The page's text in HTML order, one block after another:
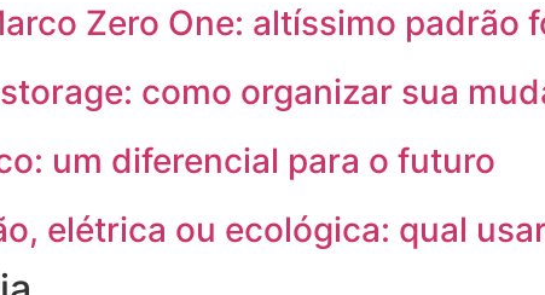
Zero One: altíssimo
como organizar sua
um diferencial para o futuro
elétrica ou ecológica: qual